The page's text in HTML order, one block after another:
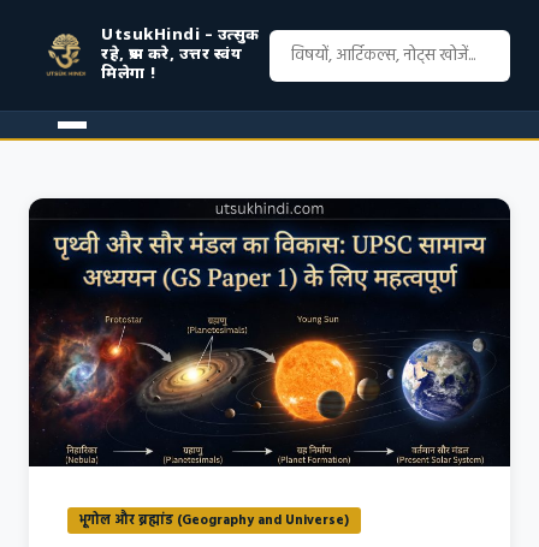
UtsukHindi – उत्सुक
रहे, प्रश्न करे, उत्तर स्वंय
मिलेगा !
भूगोल और ब्रह्मांड (Geography and Universe)